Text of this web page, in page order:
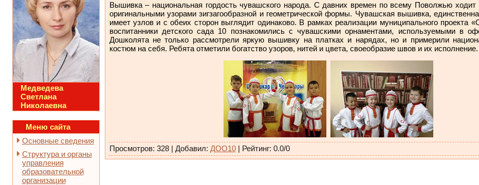
Медведева
Светлана
Николаевна
Меню сайта
Основные сведения
Структура и органы
управления
образовательной
организации
Вышивка – национальная гордость чувашского народа. С давних времен по всему Поволжью
оригинальными узорами зигзагообразной и геометрической формы. Чувашская вышивка,
имеет узлов и с обеих сторон выглядит одинаково. В рамках реализации муниципального проекта
воспитанники детского сада 10 познакомились с чувашскими орнаментами, используемыми в
Дошколята не только рассмотрели яркую вышивку на платках и нарядах, но и примерили
костюм на себя. Ребята отметили богатство узоров, нитей и цвета, своеобразие швов и их исполнение.
Просмотров: 328| Добавил: ДОО10 | Рейтинг: 0.0/0